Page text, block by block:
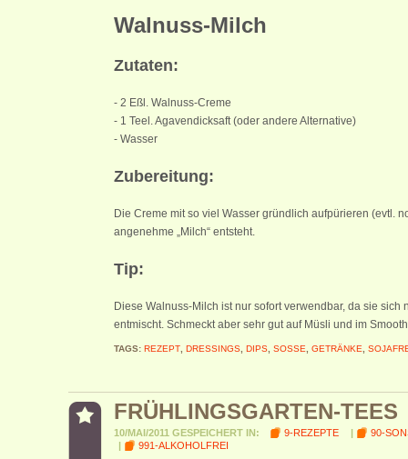
Walnuss-Milch
Zutaten:
- 2 Eßl. Walnuss-Creme
- 1 Teel. Agavendicksaft (oder andere Alternative)
- Wasser
Zubereitung:
Die Creme mit so viel Wasser gründlich aufpürieren (evtl.
angenehme „Milch“ entsteht.
Tip:
Diese Walnuss-Milch ist nur sofort verwendbar, da sie sich
entmischt. Schmeckt aber sehr gut auf Müsli und im
TAGS: REZEPT DRESSINGS DIPS SOSSE GETRÄNKE
FRÜHLINGSGARTEN-TEES
10/MAI/2011 GESPEICHERT IN: 9-REZEPTE |
90-
|
991-ALKOHOLFREI